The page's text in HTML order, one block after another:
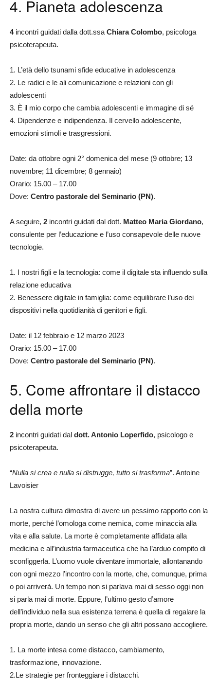
4. Pianeta adolescenza
4incontri guidati dalla dott.ssa Chiara Colombo, psicologa
psicoterapeuta.
1. L’età dello tsunami sfide educative in adolescenza
2. Le radici e le ali comunicazione e relazioni con gli
adolescenti
3. È il mio corpo che cambia adolescenti e immagine di sé
4. Dipendenze e indipendenza. Il cervello adolescente,
emozioni stimoli e trasgressioni.
Date: da ottobre ogni 2° domenica del mese (9 ottobre; 13
novembre; 11 dicembre; 8 gennaio)
Orario: 15.00 – 17.00
Dove: Centro pastorale del Seminario (PN).
A seguire, 2 incontri guidati dal dott. Matteo Maria Giordano,
consulente per l’educazione e l’uso consapevole delle nuove
tecnologie.
1. I nostri figli e la tecnologia: come il digitale sta influendo sulla
relazione educativa
2. Benessere digitale in famiglia: come equilibrare l’uso dei
dispositivi nella quotidianità di genitori e figli.
Date: il 12 febbraio e 12 marzo 2023
Orario: 15.00 – 17.00
Dove: Centro pastorale del Seminario (PN).
5. Come affrontare il distacco
della morte
2 incontri guidati dal dott. Antonio Loperfido, psicologo e
psicoterapeuta.
“Nulla si crea e nulla si distrugge, tutto si trasforma”. Antoine
Lavoisier
La nostra cultura dimostra di avere un pessimo rapporto con la
morte, perché l’omologa come nemica, come minaccia alla
vita e alla salute. La morte è completamente affidata alla
medicina e all’industria farmaceutica che ha l’arduo compito di
sconfiggerla. L’uomo vuole diventare immortale, allontanando
con ogni mezzo l’incontro con la morte, che, comunque, prima
o poi arriverà. Un tempo non si parlava mai di sesso oggi non
si parla mai di morte. Eppure, l’ultimo gesto d’amore
dell’individuo nella sua esistenza terrena è quella di regalare la
propria morte, dando un senso che gli altri possano accogliere.
1. La morte intesa come distacco, cambiamento,
trasformazione, innovazione.
2.Le strategie per fronteggiare i distacchi.